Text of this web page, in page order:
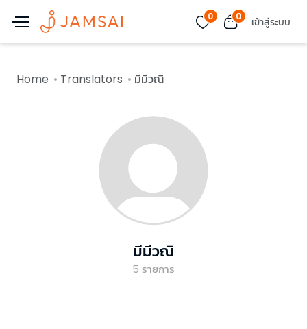
0 0 เข้าสู่ระบบ
Home Translators มีมีวณิ
มีมีวณิ
5 รายการ